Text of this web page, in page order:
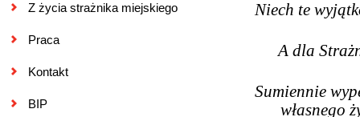
Z życia strażnika miejskiego
Praca
Kontakt
BIP
Niech te
A dla
Sumiennie
własnego